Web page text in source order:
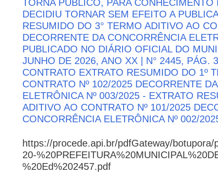
TORNA PÚBLICO, PARA
DECIDIU TORNAR SEM EFEITO A
RESUMIDO DO 3° TERMO ADITIVO AO
DECORRENTE DA CONCORRÊNCIA
PUBLICADO NO DIÁRIO OFICIAL DO
JUNHO DE 2026, ANO XX | N° 2445, PÁG.
CONTRATO EXTRATO RESUMIDO DO 1º
CONTRATO Nº 102/2025 DECORRENTE
ELETRÔNICA Nº 003/2025 - EXTRATO
ADITIVO AO CONTRATO Nº 101/2025
CONCORRÊNCIA ELETRÔNICA Nº 002/
https://procede.api.br/pdfGateway/
20-
%20Ed%202457.pdf